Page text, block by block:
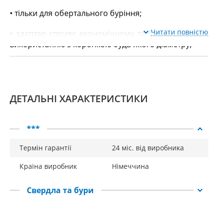
• тільки для обертального буріння;
• адаптер сприяє економічному та більш щадному
використанню з коронкою будь-якого діаметру;
Читати повністю
ДЕТАЛЬНІ ХАРАКТЕРИСТИКИ
***
Термін гарантії
24 міс. від виробника
Країна виробник
Німеччина
Свердла та бури